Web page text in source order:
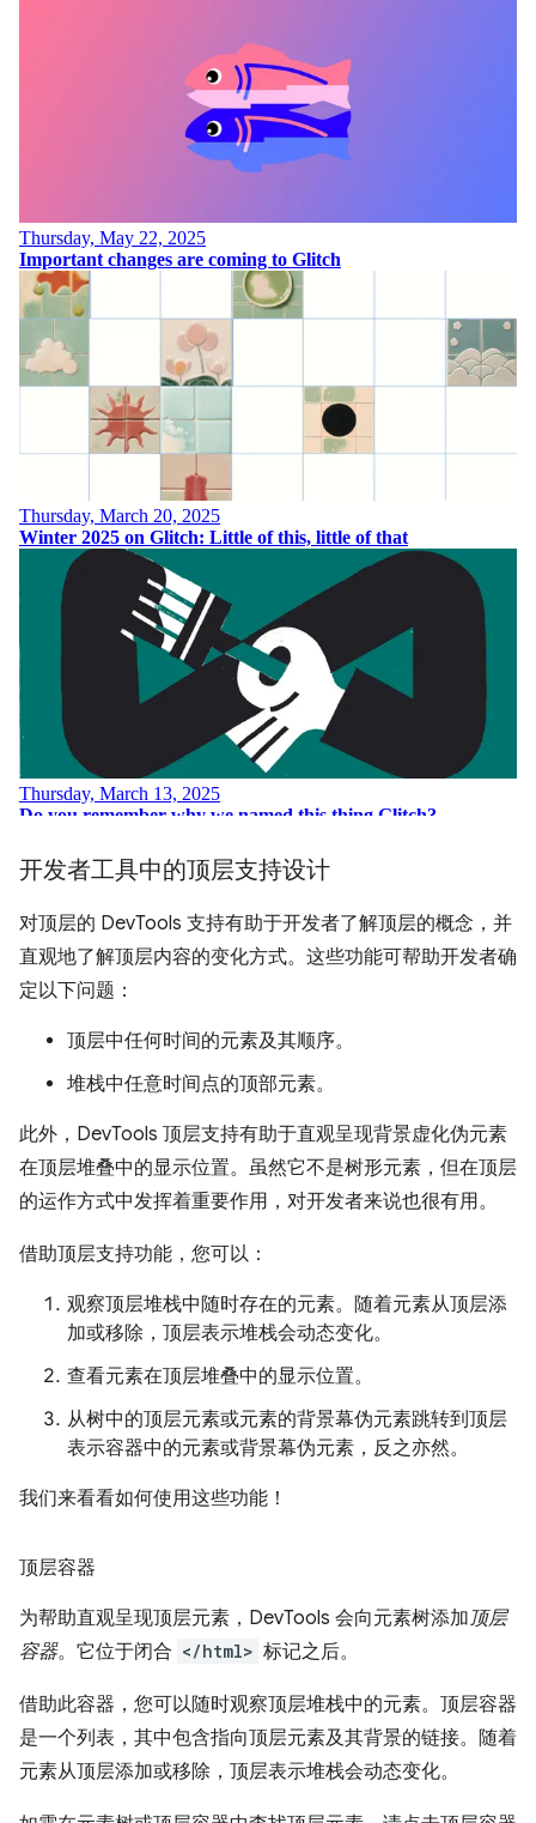
开发者工具中的顶层支持设计
对顶层的 DevTools 支持有助于开发者了解顶层的概念，并
直观地了解顶层内容的变化方式。这些功能可帮助开发者确
定以下问题：
顶层中任何时间的元素及其顺序。
堆栈中任意时间点的顶部元素。
此外，DevTools 顶层支持有助于直观呈现背景虚化伪元素
在顶层堆叠中的显示位置。虽然它不是树形元素，但在顶层
的运作方式中发挥着重要作用，对开发者来说也很有用。
借助顶层支持功能，您可以：
观察顶层堆栈中随时存在的元素。随着元素从顶层添
加或移除，顶层表示堆栈会动态变化。
查看元素在顶层堆叠中的显示位置。
从树中的顶层元素或元素的背景幕伪元素跳转到顶层
表示容器中的元素或背景幕伪元素，反之亦然。
我们来看看如何使用这些功能！
顶层容器
为帮助直观呈现顶层元素，DevTools 会向元素树添加顶层
容器。它位于闭合 </html> 标记之后。
借助此容器，您可以随时观察顶层堆栈中的元素。顶层容器
是一个列表，其中包含指向顶层元素及其背景的链接。随着
元素从顶层添加或移除，顶层表示堆栈会动态变化。